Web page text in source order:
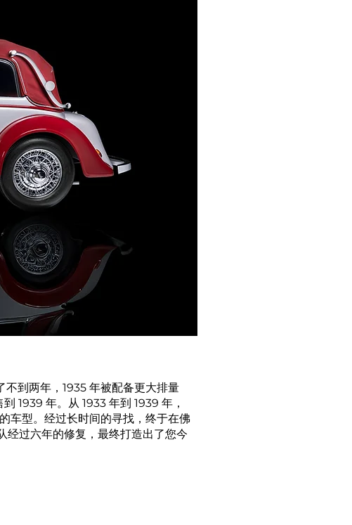
到两年，1935 年被配备更大排量
1939 年。从 1933 年到 1939 年，
车型。经过长时间的寻找，终于在佛
经过六年的修复，最终打造出了您今